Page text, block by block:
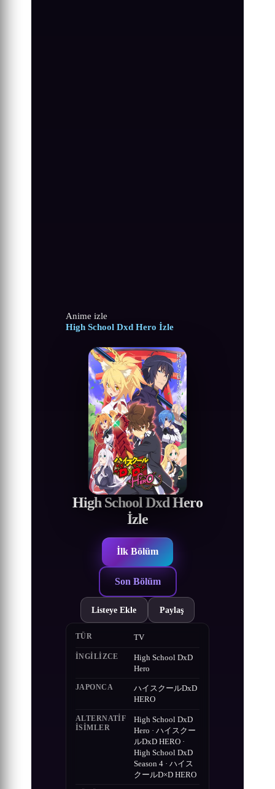
Anime izle
High School Dxd Hero İzle
High School Dxd Hero
İzle
İlk Bölüm
Son Bölüm
Listeye Ekle Paylaş
TÜR TV
İNGILIZCE
High School DxD
Hero
JAPONCA
ハイスクールDxD
HERO
ALTERNATIF
ISIMLER
High School DxD
Hero · ハイスクー
ルDxD HERO ·
High School DxD
Season 4 · ハイス
クールD×D HERO